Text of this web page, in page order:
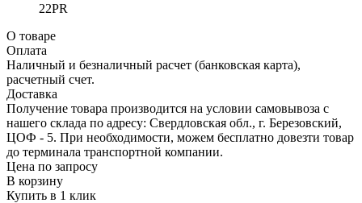
22PR
О товаре
Оплата
Наличный и безналичный расчет (банковская карта),
расчетный счет.
Доставка
Получение товара производится на условии самовывоза с
нашего склада по адресу: Свердловская обл., г. Березовский,
ЦОФ - 5. При необходимости, можем бесплатно довезти товар
до терминала транспортной компании.
Цена по запросу
В корзину
Купить в 1 клик